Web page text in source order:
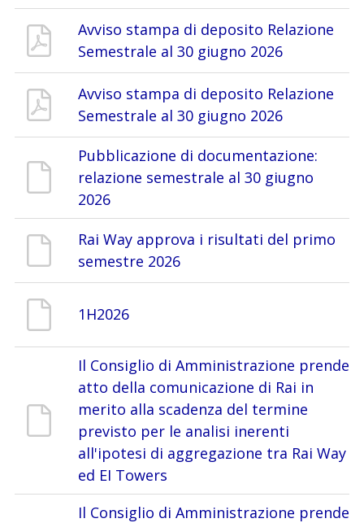
Avviso stampa di deposito Relazione
Semestrale al 30 giugno 2026
Avviso stampa di deposito Relazione
Semestrale al 30 giugno 2026
Pubblicazione di documentazione:
relazione semestrale al 30 giugno
2026
Rai Way approva i risultati del primo
semestre 2026
1H2026
Il Consiglio di Amministrazione prende
atto della comunicazione di Rai in
merito alla scadenza del termine
previsto per le analisi inerenti
all'ipotesi di aggregazione tra Rai Way
ed EI Towers
Il Consiglio di Amministrazione prende